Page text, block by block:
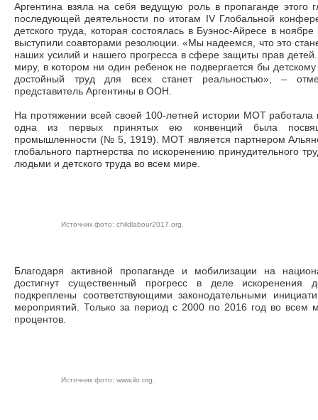
Аргентина взяла на себя ведущую роль в пропаганде этого
последующей деятельности по итогам IV Глобальной
детского труда, которая состоялась в Буэнос-Айресе в
выступили соавторами резолюции. «Мы надеемся, что это
наших усилий и нашего прогресса в сфере защиты прав
миру, в котором ни один ребенок не подвергается бы
достойный труд для всех станет реальностью», –
представитель Аргентины в ООН.
На протяжении всей своей 100-летней истории МОТ работала
одна из первых принятых ею конвенций была
промышленности (№ 5, 1919). МОТ является партнером
глобального партнерства по искоренению принудительного
людьми и детского труда во всем мире.
Источник фото: childlabour2017.org.
Благодаря активной пропаганде и мобилизации на
достигнут существенный прогресс в деле искоренения
подкреплены соответствующими законодательными
мероприятий. Только за период с 2000 по 2016 год во всем
процентов.
Источник фото: www.ilo.org.